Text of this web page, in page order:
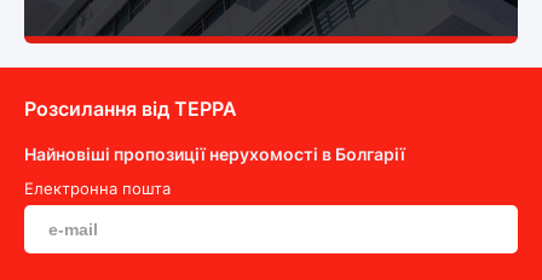
Розсилання від ТEPPA
Найновіші пропозиції нерухомості в Болгарії
Електронна пошта